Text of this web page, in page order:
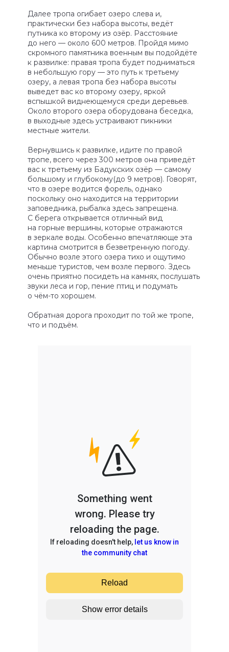
Далее тропа огибает озеро слева и,
практически без набора высоты, ведёт
путника ко второму из озёр. Расстояние
до него — около 600 метров. Пройдя мимо
скромного памятника военным вы подойдёте
к развилке: правая тропа будет подниматься
в небольшую гору — это путь к третьему
озеру, а левая тропа без набора высоты
выведет вас ко второму озеру, яркой
вспышкой виднеющемуся среди деревьев.
Около второго озера оборудована беседка,
в выходные здесь устраивают пикники
местные жители.
Вернувшись к развилке, идите по правой
тропе, всего через 300 метров она приведёт
вас к третьему из Бадукских озёр — самому
большому и глубокому(до 9 метров). Говорят,
что в озере водится форель, однако
поскольку оно находится на территории
заповедника, рыбалка здесь запрещена.
С берега открывается отличный вид
на горные вершины, которые отражаются
в зеркале воды. Особенно впечатляюще эта
картина смотрится в безветренную погоду.
Обычно возле этого озера тихо и ощутимо
меньше туристов, чем возле первого. Здесь
очень приятно посидеть на камнях, послушать
звуки леса и гор, пение птиц и подумать
о чём-то хорошем.
Обратная дорога проходит по той же тропе,
что и подъём.